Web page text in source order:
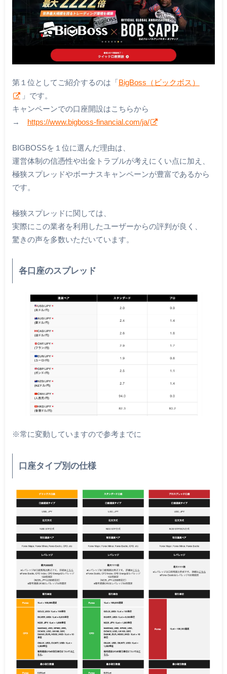
第１位としてご紹介するのは「BigBoss（ビックボス）
」です。
キャンペーンでの口座開設はこちらから
→ https://www.bigboss-financial.com/ja/
BIGBOSSを１位に選んだ理由は、
運営体制の信憑性や出金トラブルが考えにくい点に加え、
極狭スプレッドやボーナスキャンペーンが豊富であるから
です。
極狭スプレッドに関しては、
実際にこの業者を利用したユーザーからの評判が良く、
驚きの声を多数いただいています。
各口座のスプレッド
※常に変動していますので参考までに
口座タイプ別の仕様